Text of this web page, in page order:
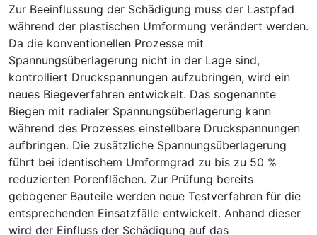
Zur Beeinflussung der Schädigung muss der Lastpfad
während der plastischen Umformung verändert werden.
Da die konventionellen Prozesse mit
Spannungsüberlagerung nicht in der Lage sind,
kontrolliert Druckspannungen aufzubringen, wird ein
neues Biegeverfahren entwickelt. Das sogenannte
Biegen mit radialer Spannungsüberlagerung kann
während des Prozesses einstellbare Druckspannungen
aufbringen. Die zusätzliche Spannungsüberlagerung
führt bei identischem Umformgrad zu bis zu 50 %
reduzierten Porenflächen. Zur Prüfung bereits
gebogener Bauteile werden neue Testverfahren für die
entsprechenden Einsatzfälle entwickelt. Anhand dieser
wird der Einfluss der Schädigung auf das